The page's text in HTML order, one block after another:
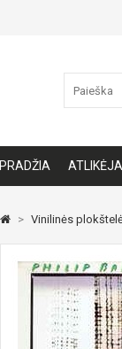
PRADŽIA ATLIKĖJAI
> Vinilinės